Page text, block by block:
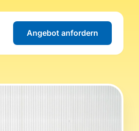
Angebot anfordern